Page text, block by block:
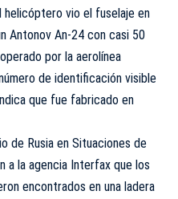
helicóptero vio el fuselaje en
Antonov An-24 con casi 50
por la aerolínea
de identificación visible
que fue fabricado en
de Rusia en Situaciones de
a la agencia Interfax que los
encontrados en una ladera